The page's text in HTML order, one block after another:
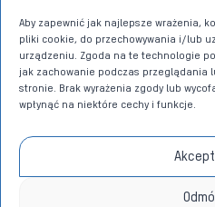
Aby zapewnić jak najlepsze wrażenia,
pliki cookie, do przechowywania i/lub
urządzeniu. Zgoda na te technologie
jak zachowanie podczas przeglądania
stronie. Brak wyrażenia zgody lub
wpłynąć na niektóre cechy i funkcje.
Wyrażam zgodę na przetwarzanie
Imperoll sp. z o.o. z siedzibą w
bezpośredniego dotyczącego
tym celu przetwarzane będą na
27 kwietnia 2016 roku w sprawie
przetwarzaniem danych